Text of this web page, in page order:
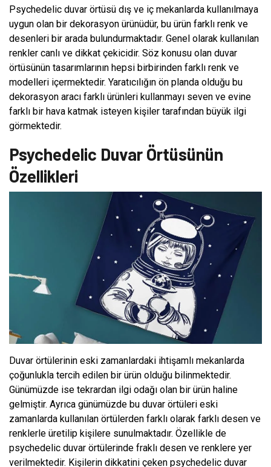
Psychedelic duvar örtüsü dış ve iç mekanlarda kullanılmaya
uygun olan bir dekorasyon ürünüdür, bu ürün farklı renk ve
desenleri bir arada bulundurmaktadır. Genel olarak kullanılan
renkler canlı ve dikkat çekicidir. Söz konusu olan duvar
örtüsünün tasarımlarının hepsi birbirinden farklı renk ve
modelleri içermektedir. Yaratıcılığın ön planda olduğu bu
dekorasyon aracı farklı ürünleri kullanmayı seven ve evine
farklı bir hava katmak isteyen kişiler tarafından büyük ilgi
görmektedir.
Psychedelic Duvar Örtüsünün
Özellikleri
Duvar örtülerinin eski zamanlardaki ihtişamlı mekanlarda
çoğunlukla tercih edilen bir ürün olduğu bilinmektedir.
Günümüzde ise tekrardan ilgi odağı olan bir ürün haline
gelmiştir. Ayrıca günümüzde bu duvar örtüleri eski
zamanlarda kullanılan örtülerden farklı olarak farklı desen ve
renklerle üretilip kişilere sunulmaktadır. Özellikle de
psychedelic duvar örtülerinde fraklı desen ve renklere yer
verilmektedir. Kişilerin dikkatini çeken psychedelic duvar